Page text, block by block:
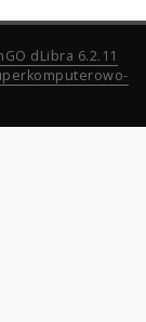
dLibra 6.2.11